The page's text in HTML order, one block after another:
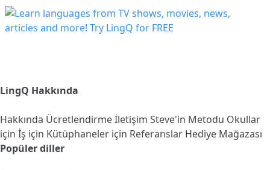
LingQ Hakkında
Hakkında Ücretlendirmeİletişim Steve'in Metodu Okullar
için İş için Kütüphaneler için Referanslar Hediye Mağazası
Popüler diller